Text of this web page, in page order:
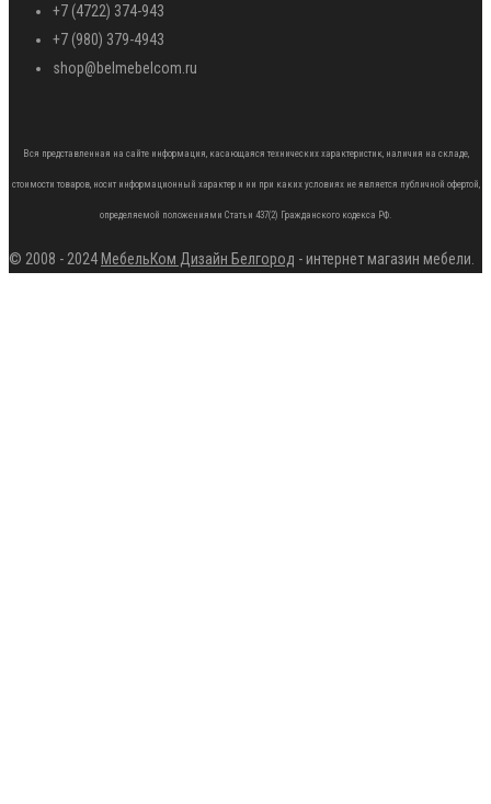
+7 (4722) 374-943
+7 (980) 379-4943
shop@belmebelcom.ru
Вся представленная на сайте информация, касающаяся технических характеристик, наличия на складе,
стоимости товаров, носит информационный характер и ни при каких условиях не является публичной офертой,
определяемой положениями Статьи 437(2) Гражданского кодекса РФ.
© 2008 - 2024 МебельКом Дизайн Белгород - интернет магазин мебели.